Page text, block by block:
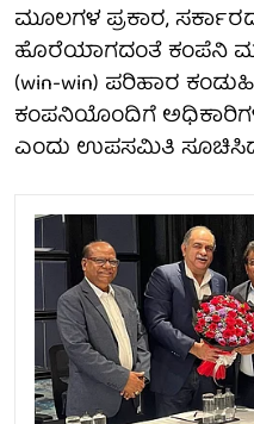
ಮೂಲಗಳ ಪ್ರಕಾರ,
ಹೊರೆಯಾಗದಂತೆ ಕಂಪೆನಿ
(win-win) ಪರಿಹಾರ
ಕಂಪನಿಯೊಂದಿಗೆ
ಎಂದು ಉಪಸಮಿತಿ